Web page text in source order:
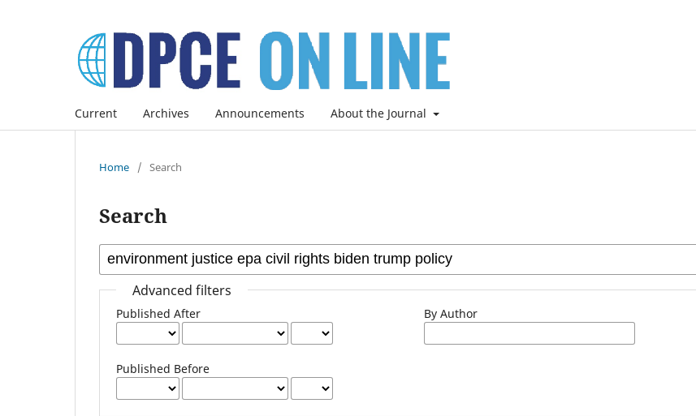
Current Archives Announcements About the Journal
Home / Search
Search
Advanced filters
Published After
Published Before
By Author